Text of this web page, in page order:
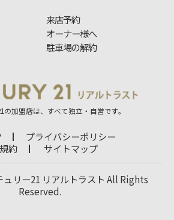
来店予約
オーナー様へ
駐車場の解約
の加盟店は、すべて独立・自営です。
プライバシーポリシー
約
サイトマップ
リー21 リアルトラスト All Rights
Reserved.